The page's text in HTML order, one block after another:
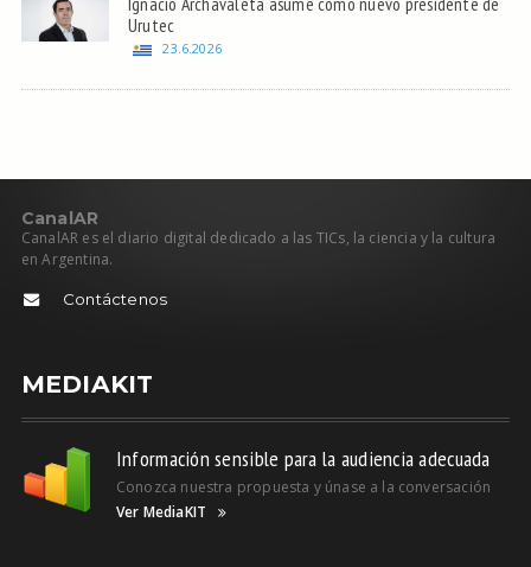
Urutec
23.6.2026
CanalAR
CanalAR es el diario digital dedicado a las TICs, la ciencia y la cultura
en Argentina.
Contáctenos
MEDIAKIT
Información sensible para la audiencia adecuada
Conozca nuestra propuesta y únase a la conversación
Ver MediaKIT